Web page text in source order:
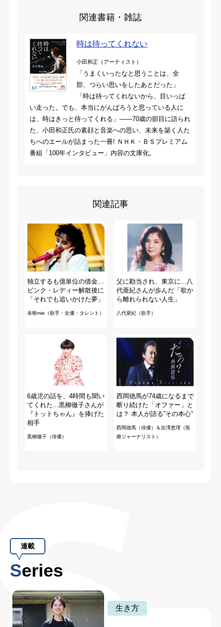
関連書籍・雑誌
時は待ってくれない
小田和正（アーティスト）
「うまくいったなと思うことは、全
部、つらい思いをしたあとだった」
「時は待ってくれないから、目いっぱ
い走った。でも、本当にがんばろうと思っている人に
は、時はきっと待ってくれる」――70歳の節目に語られ
た、小田和正氏の素顔と音楽への思い、未来を築く人た
ちへのエールが詰まった一冊! ＮＨＫ・ＢＳプレミアム
番組「100年インタビュー」内容の文庫化。
関連記事
独立するも億単位の借金…
ピンク・レディー解散後に
「それでも追いかけた夢」
未唯mie（歌手・女優・タレント）
父に勘当され、東京に...八
代亜紀さんが歩んだ「歌か
ら離れられない人生」
八代亜紀（歌手）
6歳児の話を、4時間も聞い
てくれた...黒柳徹子さんが
『トットちゃん』を捧げた
相手
黒柳徹子（俳優）
西岡徳馬が74歳になるまで
断り続けた「オファー」と
は？ 本人が語る”その本心”
西岡徳馬（俳優）＆吉澤恵理（医
療ジャーナリスト）
連載
Series
生き方